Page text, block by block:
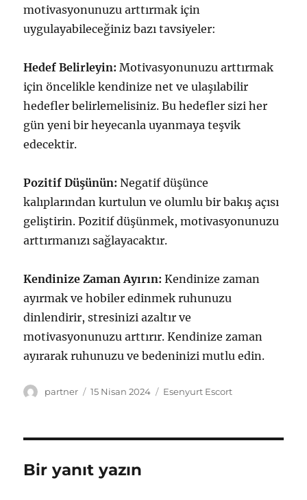
motivasyonunuzu arttırmak için
uygulayabileceğiniz bazı tavsiyeler:
Hedef Belirleyin: Motivasyonunuzu arttırmak
için öncelikle kendinize net ve ulaşılabilir
hedefler belirlemelisiniz. Bu hedefler sizi her
gün yeni bir heyecanla uyanmaya teşvik
edecektir.
Pozitif Düşünün: Negatif düşünce
kalıplarından kurtulun ve olumlu bir bakış açısı
geliştirin. Pozitif düşünmek, motivasyonunuzu
arttırmanızı sağlayacaktır.
Kendinize Zaman Ayırın: Kendinize zaman
ayırmak ve hobiler edinmek ruhunuzu
dinlendirir, stresinizi azaltır ve
motivasyonunuzu arttırır. Kendinize zaman
ayırarak ruhunuzu ve bedeninizi mutlu edin.
Yazar
partner
Yayın
15 Nisan 2024 Kategoriler
Esenyurt Escort
Bir yanıt yazın